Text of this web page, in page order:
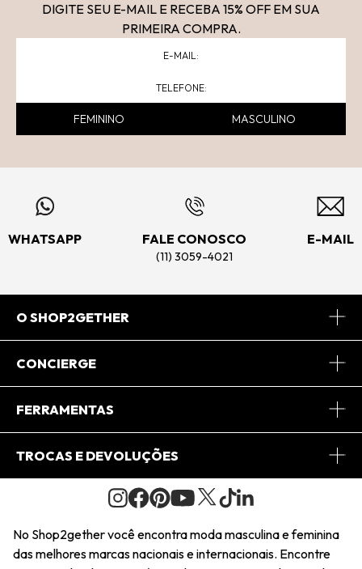
DIGITE SEU E-MAIL E RECEBA 15% OFF EM SUA
PRIMEIRA COMPRA.
FEMININO MASCULINO
WHATSAPP FALE CONOSCO
(11) 3059-4021
E-MAIL
O SHOP2GETHER
Sobre Nós
Journal
Saiu na Mídia
CONCIERGE
Central de Relacionamento
Regulamento e Promoções
FERRAMENTAS
Minha Conta
Pedido de Presente
Wishlist
TROCAS E DEVOLUÇÕES
Condições Gerais
Troca Fácil
No Shop2gether você encontra moda masculina e feminina
das melhores marcas nacionais e internacionais. Encontre